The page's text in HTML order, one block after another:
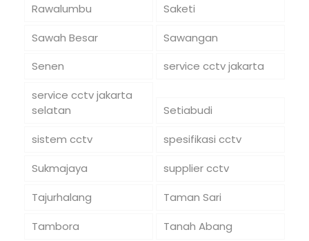
Rawalumbu
Saketi
Sawah Besar
Sawangan
Senen
service cctv jakarta
service cctv jakarta
selatan
Setiabudi
sistem cctv
spesifikasi cctv
Sukmajaya
supplier cctv
Tajurhalang
Taman Sari
Tambora
Tanah Abang